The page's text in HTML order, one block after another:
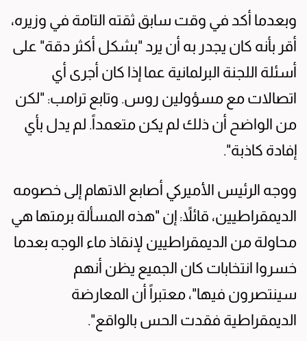
وبعدما أكد في وقت سابق ثقته التامة في وزيره،
أقر بأنه كان يجدر به أن يرد "بشكل أكثر دقة" على
أسئلة اللجنة البرلمانية عما إذا كان أجرى أي
اتصالات مع مسؤولين روس. وتابع ترامب: "لكن
من الواضح أن ذلك لم يكن متعمداً. لم يدل بأي
إفادة كاذبة".
ووجه الرئيس الأميركي أصابع الاتهام إلى خصومه
الديمقراطيين، قائلاً: إن "هذه المسألة برمتها هي
محاولة من الديمقراطيين لإنقاذ ماء الوجه بعدما
خسروا انتخابات كان الجميع يظن أنهم
سينتصرون فيها"، معتبراً أن المعارضة
الديمقراطية فقدت الحس بالواقع".